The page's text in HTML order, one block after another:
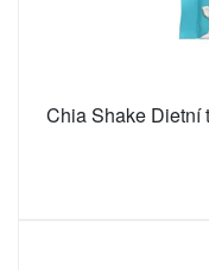
Chia Shake Dietní